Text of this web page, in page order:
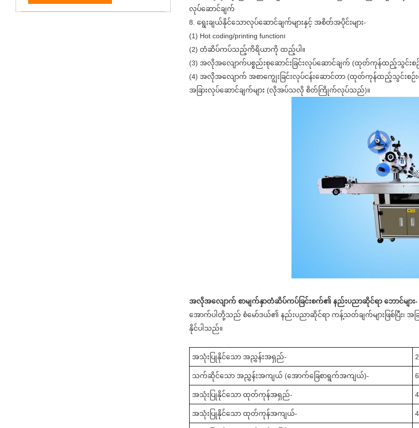
လုပ်ဆောင်ချက်
8. ရွေးချယ်နိုင်သောလုပ်ဆောင်ချက်များနှင့် အစိတ်အပိုင်းများ-
(1) Hot coding/printing function၊
(2) တံဆိပ်ကပ်သည့်ကိရိယာကို ထည့်ပါ။
(3) အလိုအလျောက်ပစ္စည်းစုဆောင်းခြင်းလုပ်ဆောင်ချက် (ထုတ်ကုန်ထည့်သွင်းစဉ်းစာ
(4) အလိုအလျောက် အစာကျွေးခြင်းလုပ်ငန်းဆောင်တာ (ထုတ်ကုန်ထည့်သွင်းစဉ်းစားခ
အခြားလုပ်ဆောင်ချက်များ (လိုအပ်သလို စိတ်ကြိုက်လုပ်သည်)။
အလိုအလျောက် စာမျက်နှာတံဆိပ်ကပ်ခြင်းစက်၏ နည်းပညာဆိုင်ရာ ဘောင်များ-
အောက်ပါတို့သည် စံမော်ဒယ်၏ နည်းပညာဆိုင်ရာ ကန့်သတ်ချက်များဖြစ်ပြီး၊ အ
နိုင်ပါသည်။
အသုံးပြုနိုင်သော အညွှန်းအရှည်-
သက်ဆိုင်သော အညွှန်းအကျယ် (အောက်ခြေစာရွက်အကျယ်)- 6
အသုံးပြုနိုင်သော ထုတ်ကုန်အရှည်- 4
အသုံးပြုနိုင်သော ထုတ်ကုန်အကျယ်- 4